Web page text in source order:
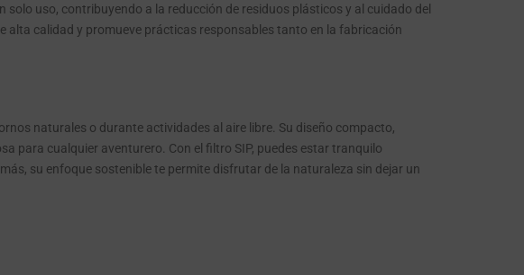
uso, contribuyendo a la reducción de residuos plásticos y al cuidado del
calidad y promueve prácticas responsables tanto en la fabricación
naturales o durante actividades al aire libre. Su diseño compacto,
para cualquier aventurero. Con el filtro SIP, puedes estar tranquilo
su enfoque sostenible te permite disfrutar de la naturaleza sin dejar un